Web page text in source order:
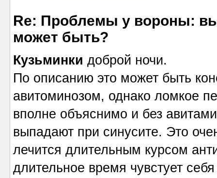
Re: Проблемы у вороны:
может быть?
Кузьминки доброй ночи.
По описанию это может быть
авитоминозом, однако ломкое
вполне объяснимо и без
выпадают при синусите. Это
лечится длительным курсом
длительное время чувстует